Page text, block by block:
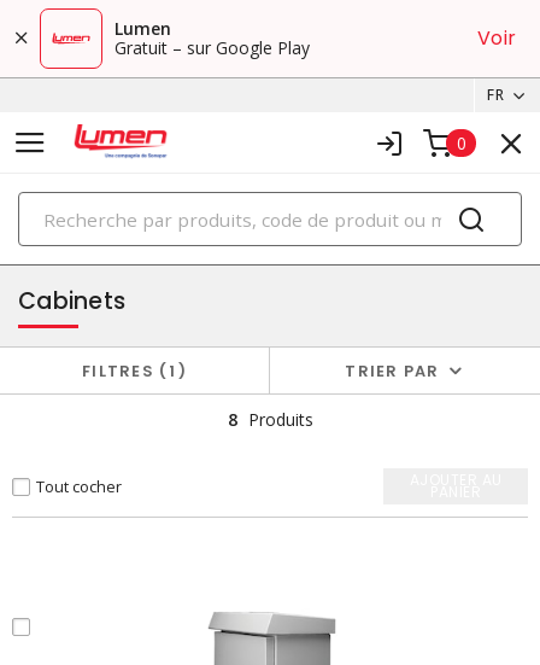
Lumen
Gratuit – sur Google Play
Voir
FR
0
PRODUITS
boîtiers et cabinets
Cabinets
FILTRES 1 TRIER PAR
8 Produits
Tout cocher